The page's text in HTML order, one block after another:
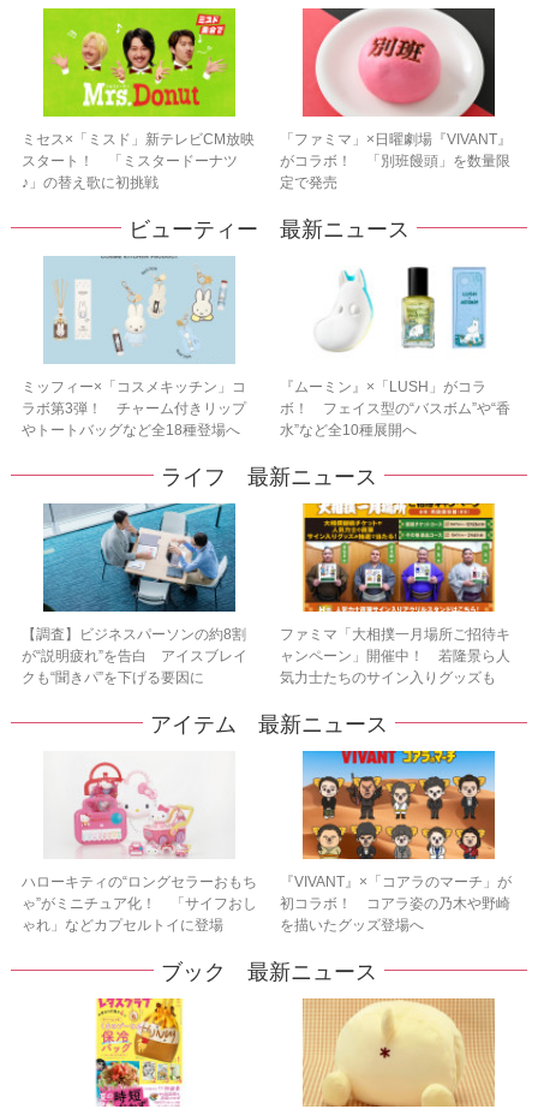
ミセス×「ミスド」新テレビCM放映
スタート！ 「ミスタードーナツ
♪」の替え歌に初挑戦
「ファミマ」×日曜劇場『VIVANT』
がコラボ！ 「別班饅頭」を数量限
定で発売
ビューティー 最新ニュース
ミッフィー×「コスメキッチン」コ
ラボ第3弾！ チャーム付きリップ
やトートバッグなど全18種登場へ
『ムーミン』×「LUSH」がコラ
ボ！ フェイス型の“バスボム”や“香
水”など全10種展開へ
ライフ 最新ニュース
【調査】ビジネスパーソンの約8割
が“説明疲れ”を告白 アイスブレイ
クも“聞きパ”を下げる要因に
ファミマ「大相撲一月場所ご招待キ
ャンペーン」開催中！ 若隆景ら人
気力士たちのサイン入りグッズも
アイテム 最新ニュース
ハローキティの“ロングセラーおもち
ゃ”がミニチュア化！ 「サイフおし
ゃれ」などカプセルトイに登場
『VIVANT』×「コアラのマーチ」が
初コラボ！ コアラ姿の乃木や野崎
を描いたグッズ登場へ
ブック 最新ニュース